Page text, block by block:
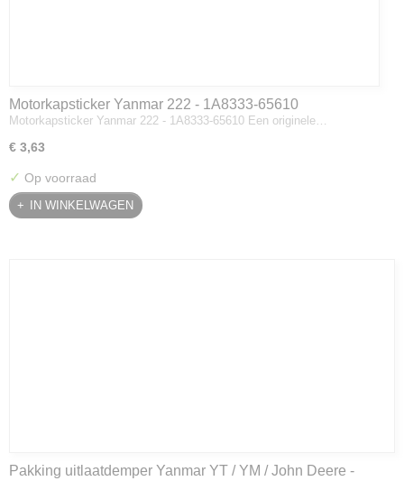
Motorkapsticker Yanmar 222 - 1A8333-65610
Motorkapsticker Yanmar 222 - 1A8333-65610 Een originele…
€ 3,63
✓ Op voorraad
IN WINKELWAGEN
Pakking uitlaatdemper Yanmar YT / YM / John Deere -